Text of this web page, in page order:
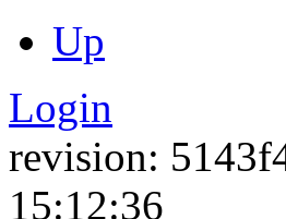
Up
Login
revision:
15:12:36